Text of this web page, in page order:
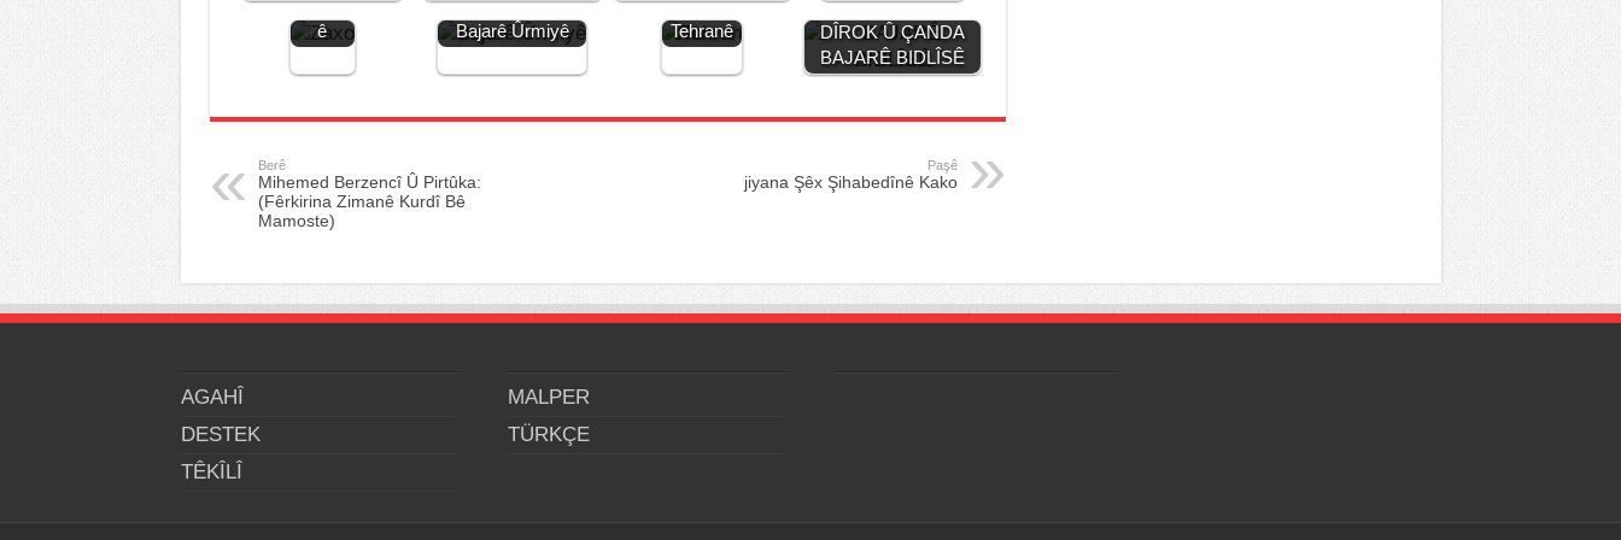
kZaxoy
ê
Erdnîgariya
Bajarê Ûrmiyê
Bajarê
Tehranê
DÎROK Û ÇANDA
BAJARÊ BIDLÎSÊ
Berê
Mihemed Berzencî Û Pirtûka:
(Fêrkirina Zimanê Kurdî Bê
Mamoste)
Paşê
jiyana Şêx Şihabedînê Kako
AGAHÎ
DESTEK
TÊKÎLÎ
MALPER
TÜRKÇE